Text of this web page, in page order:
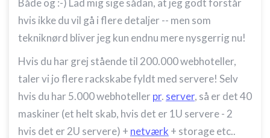
Både og :-) Lad mig sige sådan, at jeg godt forstår
hvis ikke du vil gå i flere detaljer -- men som
tekniknørd bliver jeg kun endnu mere nysgerrig nu!
Hvis du har grej stående til 200.000 webhoteller,
taler vi jo flere rackskabe fyldt med servere! Selv
hvis du har 5.000 webhoteller pr. server, så er det 40
maskiner (et helt skab, hvis det er 1U servere - 2
hvis det er 2U servere) + netværk + storage etc..